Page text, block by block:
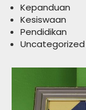
Kepanduan
Kesiswaan
Pendidikan
Uncategorized